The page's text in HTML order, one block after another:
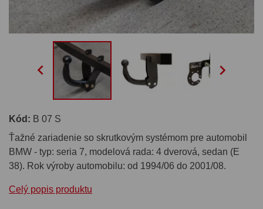
 
Kód: B 07 S
Ťažné zariadenie so skrutkovým systémom pre automobil
BMW - typ: seria 7, modelová rada: 4 dverová, sedan (E
38). Rok výroby automobilu: od 1994/06 do 2001/08.
Celý popis produktu